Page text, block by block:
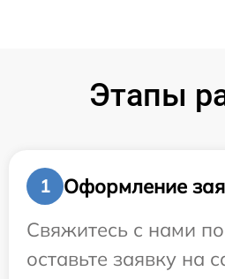
Этапы
1
Оформление
Свяжитесь с нами
оставьте заявку на